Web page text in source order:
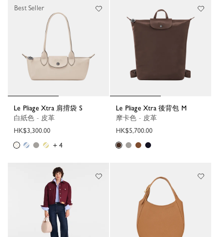
Le Pliage Xtra 肩揹袋 S
白紙色 - 皮革
HK$3,300.00
+ 4
Best Seller
Le Pliage Xtra 後背包 M
摩卡色 - 皮革
HK$5,700.00